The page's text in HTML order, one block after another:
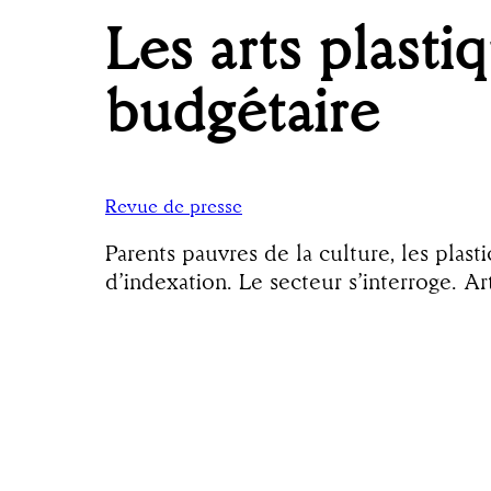
Les arts
budgétaire
Revue de presse
Parents pauvres de la culture, les
d’indexation. Le secteur s’interroge.